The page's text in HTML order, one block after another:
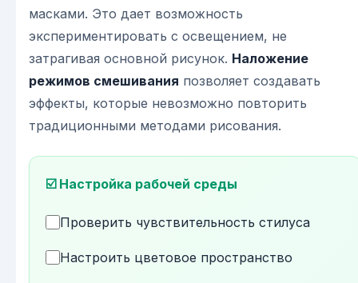
масками. Это дает возможность
экспериментировать с освещением, не
затрагивая основной рисунок. Наложение
режимов смешивания позволяет создавать
эффекты, которые невозможно повторить
традиционными методами рисования.
☑️ Настройка рабочей среды
Проверить чувствительность стилуса
Настроить цветовое пространство